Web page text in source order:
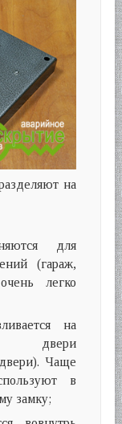
на
для
(гараж,
легко
на
двери
Чаще
в
замку;